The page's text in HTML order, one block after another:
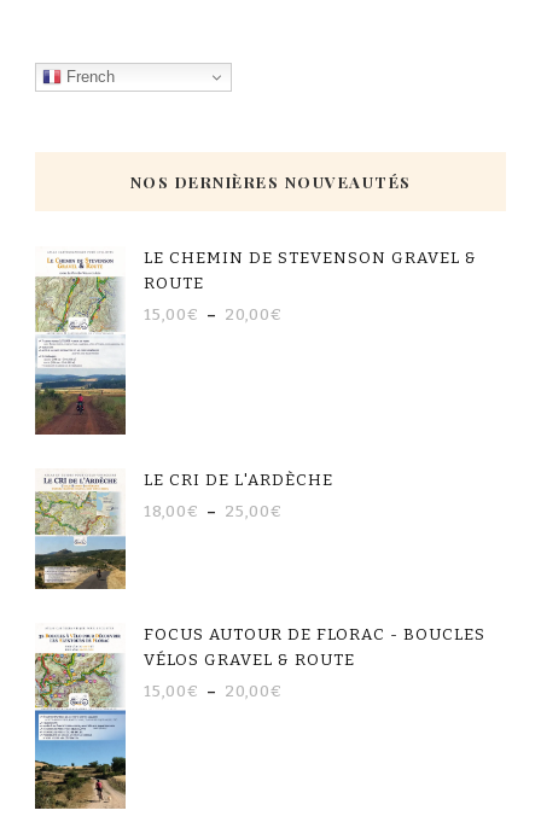
French
NOS DERNIÈRES NOUVEAUTÉS
LE CHEMIN DE STEVENSON GRAVEL &
ROUTE
15,00€ – 20,00€
LE CRI DE L'ARDÈCHE
18,00€ – 25,00€
FOCUS AUTOUR DE FLORAC - BOUCLES
VÉLOS GRAVEL & ROUTE
15,00€ – 20,00€